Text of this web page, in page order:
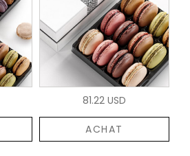
81.22 USD
ACHAT